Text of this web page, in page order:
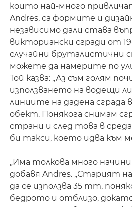
които най-много
Andres, са формите и
независимо дали става
викториански сгради от
случайни бруталистични
можете да намерите по
Той казва: „Аз съм голям
използването на водещи
линиите на дадена сграда
обект. Понякога снимам
страни и след това в
би такси, което идва към
„Има толкова много начини
добавя Andres. „Старият
да се използва 35 mm,
бедрото и отблизо, докато